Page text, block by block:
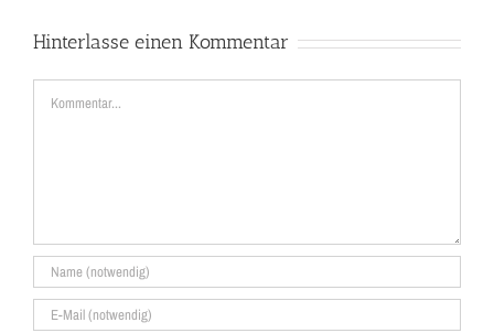
Hinterlasse einen Kommentar